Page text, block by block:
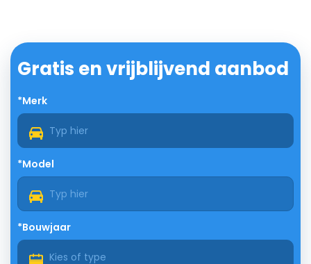
Gratis en vrijblijvend aanbod
*Merk
*Model
*Bouwjaar